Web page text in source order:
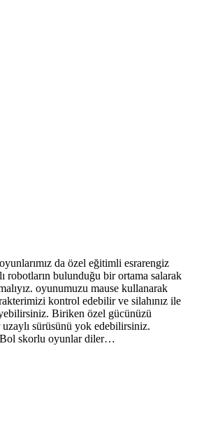
da özel eğitimli esrarengiz
robotların bulunduğu bir ortama salarak
oyunumuzu mause kullanarak
kontrol edebilir ve silahınız ile
Biriken özel gücünüzü
sürüsünü yok edebilirsiniz.
skorlu oyunlar diler…